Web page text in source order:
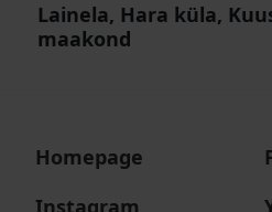
Lainela, Hara küla,
maakond
Homepage
Instagram